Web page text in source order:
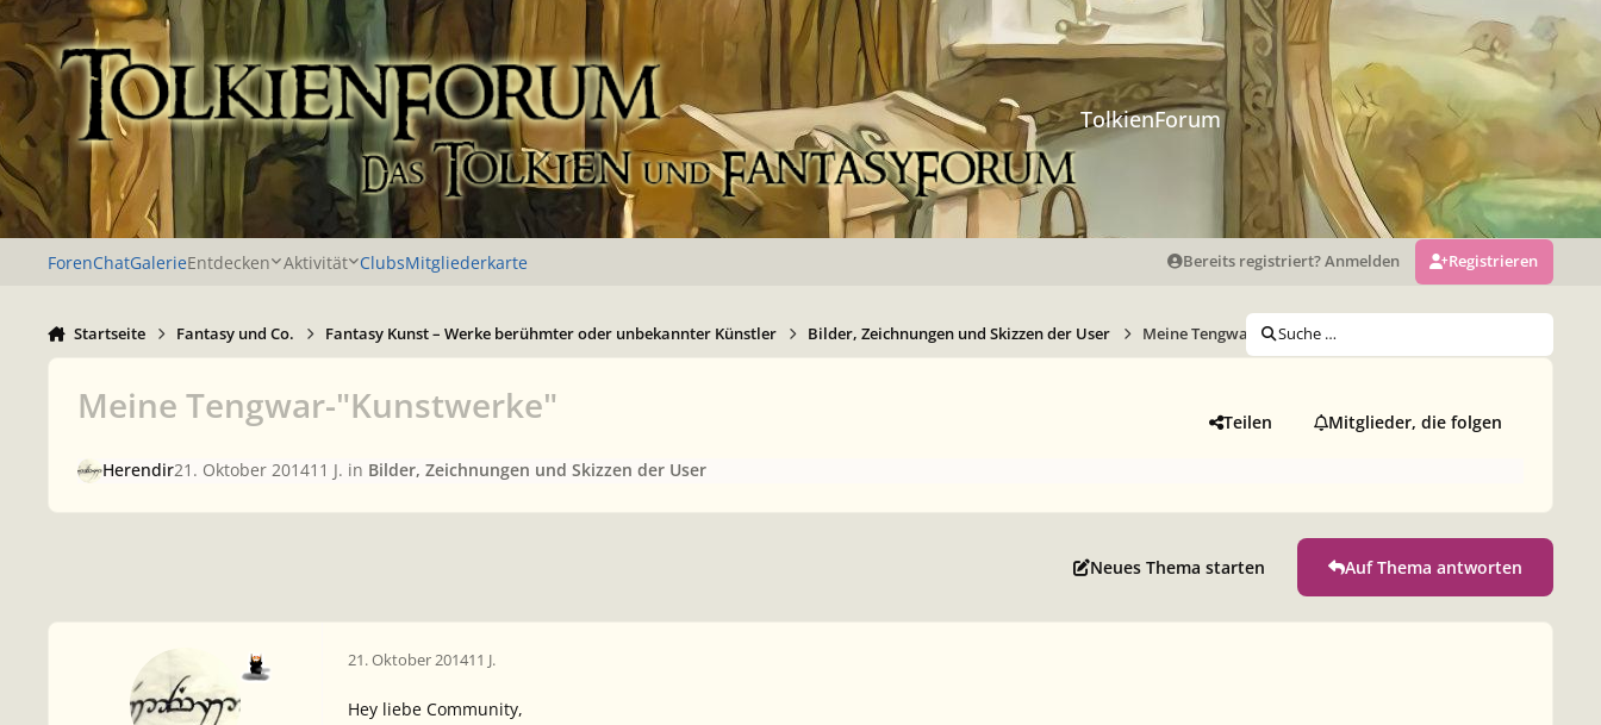
Zu Inhalt springen
TolkienForum
ForenChatGalerieEntdecken Aktivität ClubsMitgliederkarte Bereits registriert? Anmelden Registrieren
Startseite Fantasy und Co. Fantasy Kunst – Werke berühmter oder unbekannter Künstler Bilder, Zeichnungen und Skizzen der User Meine Tengwar-"Kunstwerke"
Suche …
Meine Tengwar-"Kunstwerke" Teilen Mitglieder, die folgen
Herendir21. Oktober 201411 J. in Bilder, Zeichnungen und Skizzen der User
Neues Thema starten Auf Thema antworten
21. Oktober 201411 J.
Hey liebe Community,